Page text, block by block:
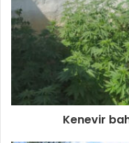
Kenevir